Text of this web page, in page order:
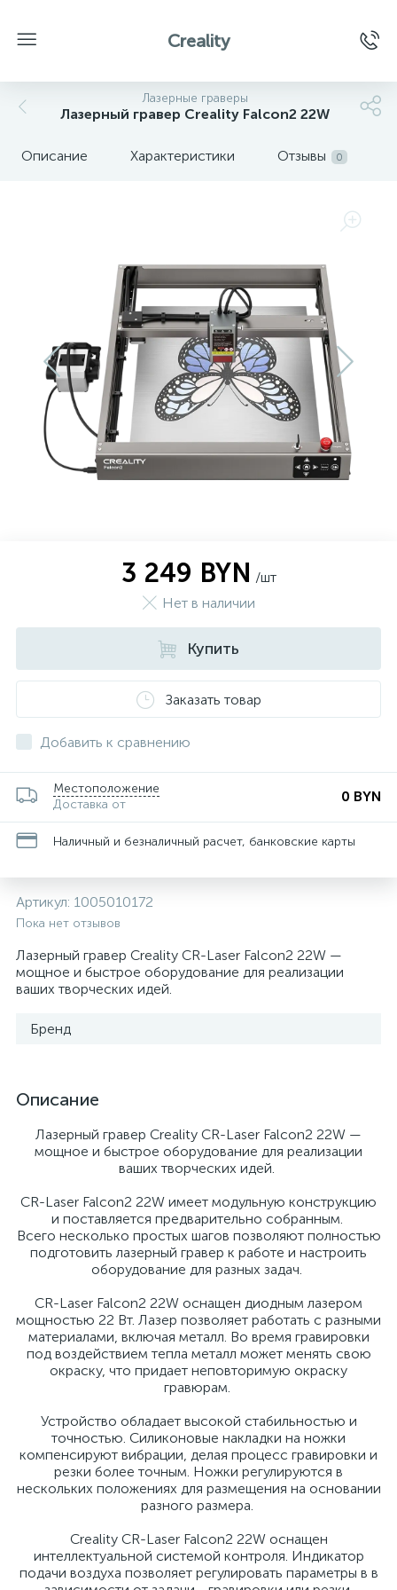
Creality
Лазерные граверы
Лазерный гравер Creality Falcon2 22W
Описание Характеристики Отзывы 0
3 249 BYN /шт
Нет в наличии
Купить
Заказать товар
Добавить к сравнению
Местоположение
Доставка от
0 BYN
Наличный и безналичный расчет, банковские карты
Артикул: 1005010172
Пока нет отзывов
Лазерный гравер Creality CR-Laser Falcon2 22W —
мощное и быстрое оборудование для реализации
ваших творческих идей.
Бренд
Описание
Лазерный гравер Creality CR-Laser Falcon2 22W —
мощное и быстрое оборудование для реализации
ваших творческих идей.
CR-Laser Falcon2 22W имеет модульную конструкцию
и поставляется предварительно собранным.
Всего несколько простых шагов позволяют полностью
подготовить лазерный гравер к работе и настроить
оборудование для разных задач.
CR-Laser Falcon2 22W оснащен диодным лазером
мощностью 22 Вт. Лазер позволяет работать с разными
материалами, включая металл. Во время гравировки
под воздействием тепла металл может менять свою
окраску, что придает неповторимую окраску
гравюрам.
Устройство обладает высокой стабильностью и
точностью. Силиконовые накладки на ножки
компенсируют вибрации, делая процесс гравировки и
резки более точным. Ножки регулируются в
нескольких положениях для размещения на основании
разного размера.
Creality CR-Laser Falcon2 22W оснащен
интеллектуальной системой контроля. Индикатор
подачи воздуха позволяет регулировать параметры в в